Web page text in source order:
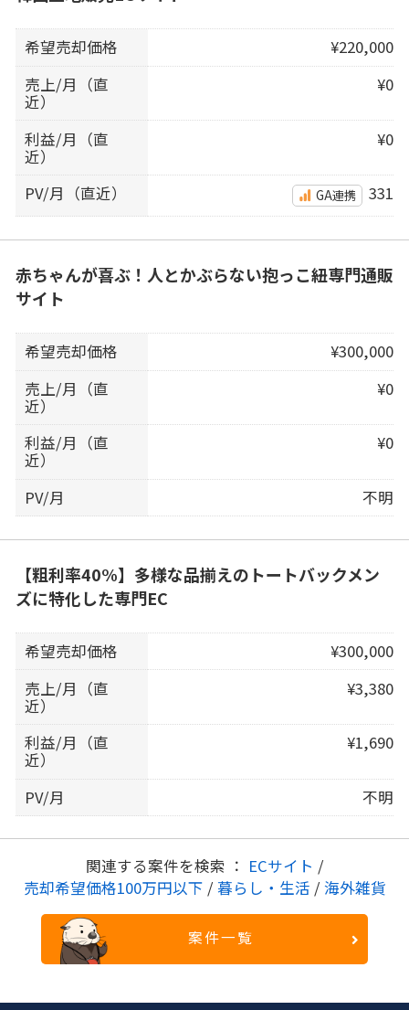
希望売却価格
¥220,000
売上/月（直
近）
¥0
利益/月（直
近）
¥0
PV/月（直近） GA連携 331
赤ちゃんが喜ぶ！人とかぶらない抱っこ紐専門通販
サイト
希望売却価格
¥300,000
売上/月（直
近）
¥0
利益/月（直
近）
¥0
PV/月 不明
【粗利率40%】多様な品揃えのトートバックメン
ズに特化した専門EC
希望売却価格
¥300,000
売上/月（直
近）
¥3,380
利益/月（直
近）
¥1,690
PV/月 不明
関連する案件を検索 ： ECサイト /
売却希望価格100万円以下 / 暮らし・生活 / 海外雑貨
案件一覧